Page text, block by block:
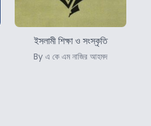
ইসলামী শিক্ষা ও সংস্কৃতি
By এ কে এম নাজির আহমদ